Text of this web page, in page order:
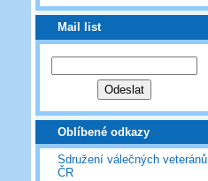
Mail list
Oblíbené odkazy
Sdružení válečných veteránů
ČR